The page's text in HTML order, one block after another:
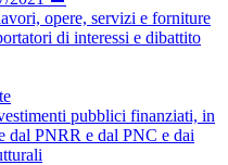
opere, servizi e forniture
di interessi e dibattito
pubblici finanziati, in
dal PNRR e dal PNC e dai